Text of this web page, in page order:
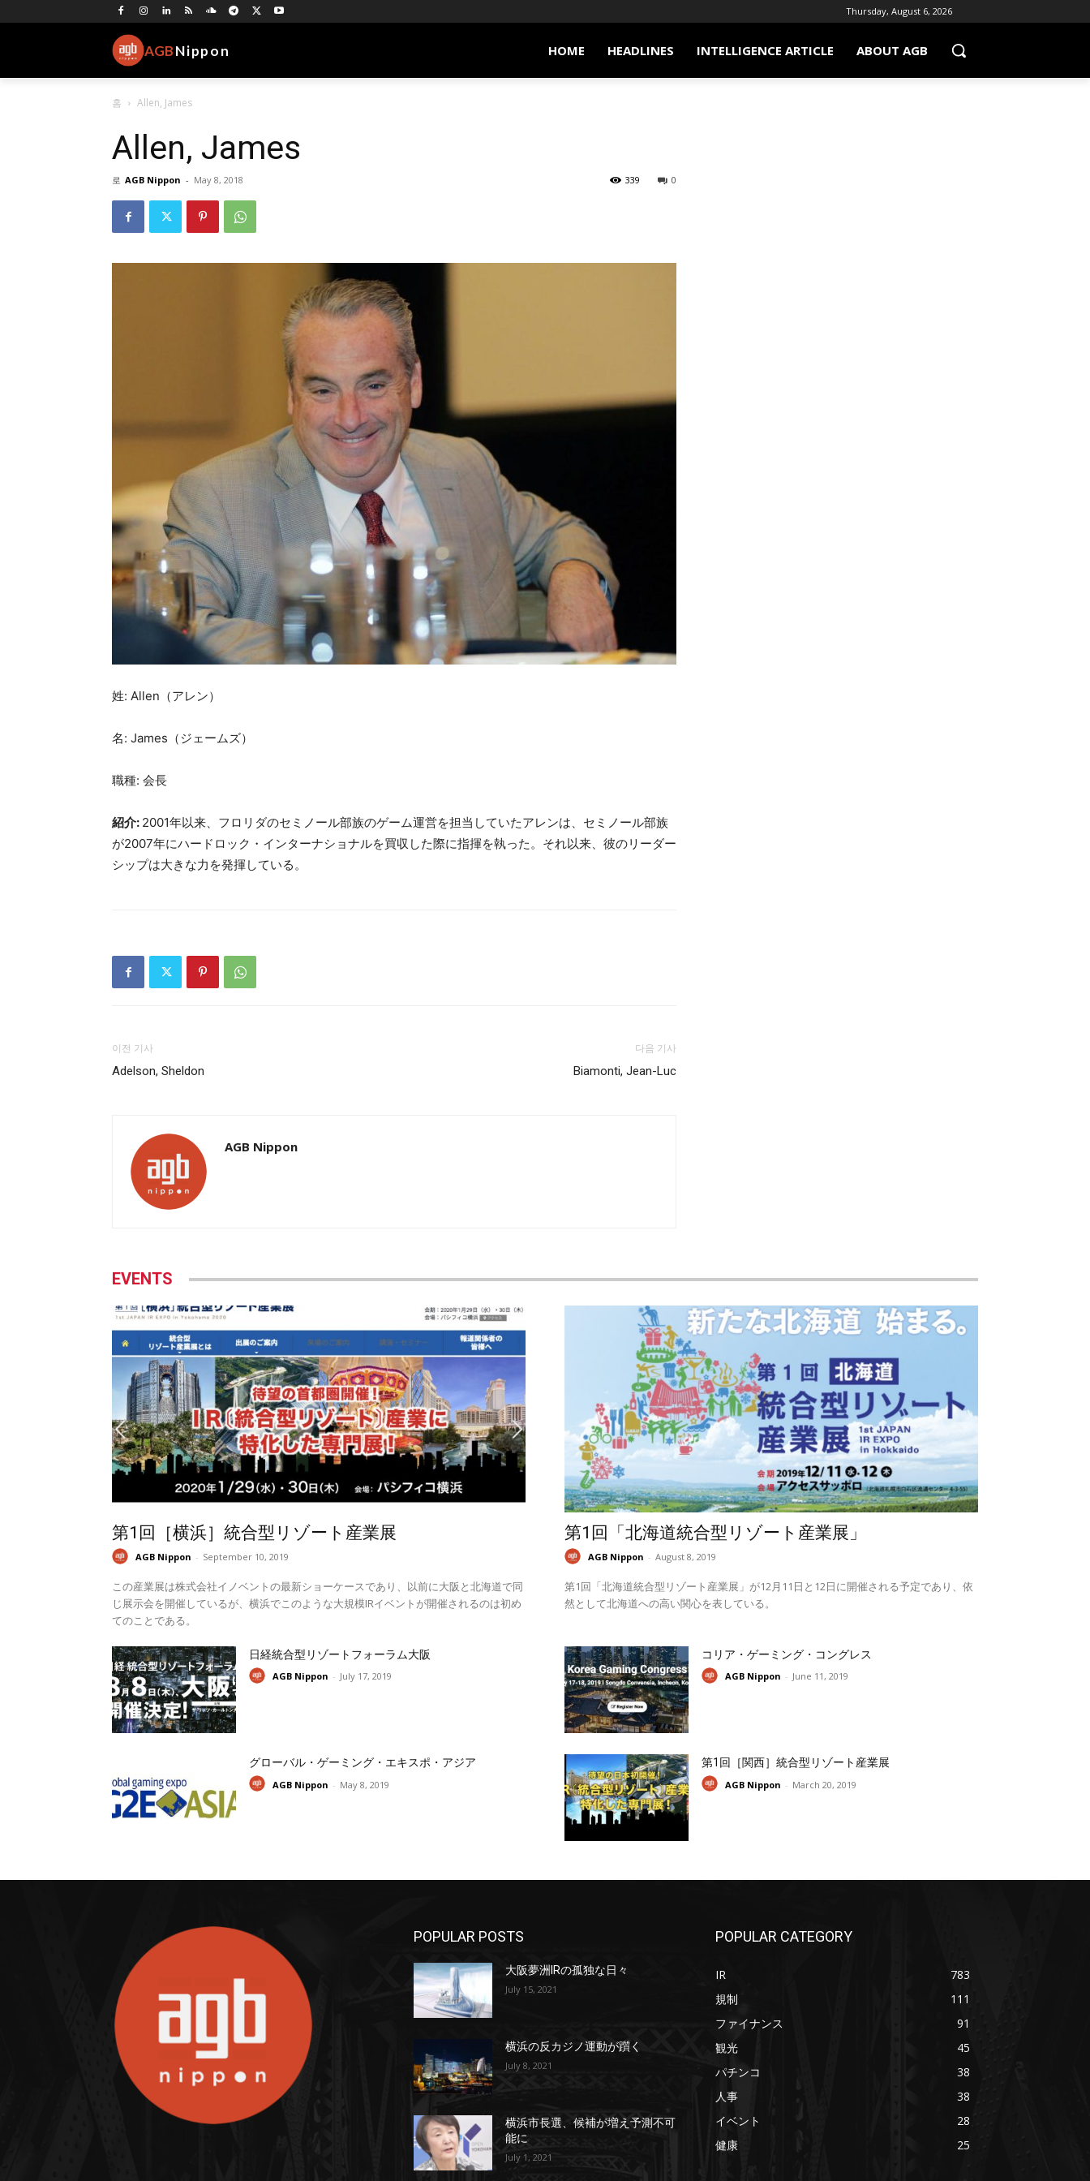
Thursday, August 6, 2026
AGBNippon HOME HEADLINES INTELLIGENCE ARTICLE ABOUT AGB
홈 Allen, James
Allen, James
로 AGB Nippon - May 8, 2018 0
339
姓: Allen（アレン）
名: James（ジェームズ）
職種: 会長
紹介: 2001年以来、フロリダのセミノール部族のゲーム運営を担当していたアレンは、セミノール部族
が2007年にハードロック・インターナショナルを買収した際に指揮を執った。それ以来、彼のリーダー
シップは大きな力を発揮している。
이전 기사
Adelson, Sheldon
다음 기사
Biamonti, Jean-Luc
AGB Nippon
EVENTS
第1回［横浜］統合型リゾート産業展
AGB Nippon - September 10, 2019
この産業展は株式会社イノベントの最新ショーケースであり、以前に大阪と北海道で同
じ展示会を開催しているが、横浜でこのような大規模IRイベントが開催されるのは初め
てのことである。
第1回「北海道統合型リゾート産業展」
AGB Nippon - August 8, 2019
第1回「北海道統合型リゾート産業展」が12月11日と12日に開催される予定であり、依
然として北海道への高い関心を表している。
日経統合型リゾートフォーラム大阪
AGB Nippon - July 17, 2019
コリア・ゲーミング・コングレス
AGB Nippon - June 11, 2019
グローバル・ゲーミング・エキスポ・アジア
AGB Nippon - May 8, 2019
第1回［関西］統合型リゾート産業展
AGB Nippon - March 20, 2019
POPULAR POSTS
大阪夢洲IRの孤独な日々
July 15, 2021
横浜の反カジノ運動が躓く
July 8, 2021
横浜市長選、候補が増え予測不可
能に
July 1, 2021
POPULAR CATEGORY
IR
783
規制
111
ファイナンス
91
観光
45
パチンコ
38
人事
38
イベント
28
健康
25